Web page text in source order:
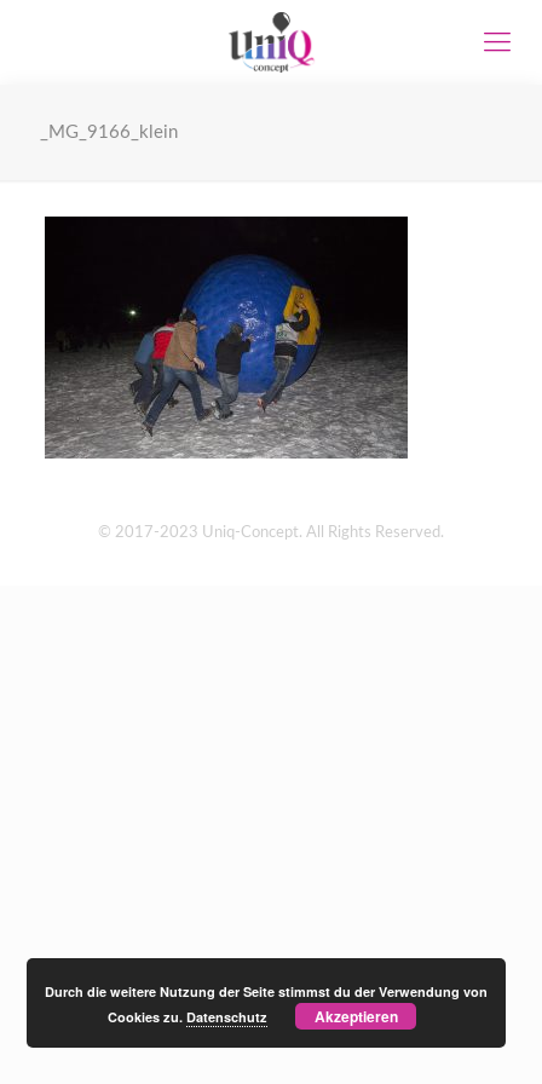
_MG_9166_klein
© 2017-2023 Uniq-Concept. All Rights Reserved.
Durch die weitere Nutzung der Seite stimmst du der Verwendung von
Cookies zu.Datenschutz Akzeptieren